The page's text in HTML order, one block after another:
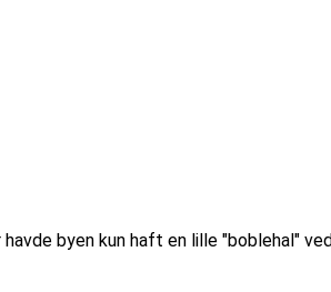
byen kun haft en lille "boblehal"